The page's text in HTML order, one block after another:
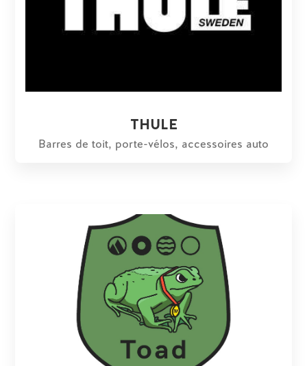
THULE
Barres de toit, porte-vélos, accessoires auto